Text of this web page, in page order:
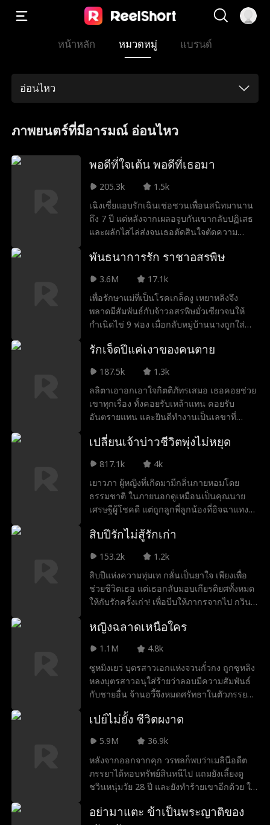
หน้าหลัก หมวดหมู่ แบรนด์
อ่อนไหว
ภาพยนตร์ที่มีอารมณ์ อ่อนไหว
พอดีที่ใจเต้น พอดีที่เธอมา
205.3k
1.5k
เฉิงเซี่ยแอบรักเฉินเช่อชวนเพื่อนสนิทมานาน
ถึง 7 ปี แต่หลังจากเผลอจูบกันเขากลับปฏิเสธ
และผลักไสไล่ส่งจนเธอตัดสินใจตัดความ
เพื่อนวัยเด็กที่กลับมาดูแลและมอบความรักให้
ก้างและทำทุกวิถีทางเพื่อขัดขวางความรักครั้ง
นี้ แต่สวี่จิ้งเซียวก็ใช้ความจริงใจเอาชนะใจพ่อ
แม่ของเธอได้สำเร็จ ทว่าในขณะที่ความ
สัมพันธ์ของทั้งคู่กำลังไปได้สวย จู่ๆ ก็มีข่าวว่า
พันธนาการรัก ราชาอสรพิษ
3.6M
17.1k
เพื่อรักษาแม่ที่เป็นโรคเกล็ดงู เหยาหลิงจึง
พลาดมีสัมพันธ์กับจ้าวอสรพิษมั่วเซียวจนให้
กำเนิดไข่ 9 ฟอง เมื่อกลับหมู่บ้านนางถูกใส่
กลับมาช่วยทันและพบว่านางคือธิดาผู้มี
รักเจ็ดปีแค่เงาของคนตาย
187.5k
1.3k
ลลิตาเอาอกเอาใจกิตติภัทรเสมอ เธอคอยช่วย
เขาทุกเรื่อง ทั้งคอยรับเหล้าแทน คอยรับ
อันตรายแทน และยินดีทำงานเป็นเลขาที่
เข้าหา กิตติภัทร เพียงเพราะเธอ มองเขาเป็น
ไปตามคำสั่งเสียของ กิตติกร ให้เธอ ดูแลกิตติ
ภัทรเป็นเวลา 7 ปี ตลอด 7 ปีนั้น กิตติภัทร กลับ
ปล่อยให้ สุนิสา ทำร้ายและดูถูก ลลิตา อย่าง
เสรี ตั้งแต่การแข่งขันความเร็วชีวิตจนถึง
เล่า เสี่ยงชีวิตเพื่อกิตติภัทร แต่เมื่อ กิตติภัทร
ตระหนักถึงความรู้สึกตัวเองและเริ่มมีใจต่อ
เธอ ลลิตากลับสะสมความผิดหวังจนเต็มเปี่ยม
และตัดสินใจเดินจากไป
เปลี่ยนเจ้าบ่าวชีวิตพุ่งไม่หยุด
817.1k
4k
เยาวภา ผู้หญิงที่เกิดมามีกลิ่นกายหอมโดย
ธรรมชาติ ในภายนอกดูเหมือนเป็นคุณนาย
เศรษฐีผู้โชคดี แต่ถูกลูกพี่ลูกน้องที่อิจฉาแทง
แต่งงาน ลูกพี่ลูกน้องพยายามสลับคู่ เจ้าตัวจึง
ชาติก่อนเสียชีวิตเร็ว แต่ไม่คิดว่าหลังแต่งงาน
กับศรันย์ ชายหนุ่มไม่เพียงไม่ตาย แต่ร่างกาย
กลับแข็งแรงขึ้นเรื่อย ๆ ครอบครัวเจริญ
รุ่งเรืองขึ้นทุกวัน ชีวิตของพวกเขารุ่งเรืองและ
สัมพันธ์กับเยาวภากลับล้มเหลว หมดตัว และ
ลูกพี่ลูกน้องก็เคราะห์ร้ายกว่าในอดีตอีกด้วย
สิบปีรักไม่สู้รักเก่า
153.2k
1.2k
สิบปีแห่งความทุ่มเท กลั่นเป็นยาใจ เพียงเพื่อ
ช่วยชีวิตเธอ แต่เธอกลับมอบเกียรติยศทั้งหมด
ให้กับรักครั้งเก่า! เพื่อบีบให้ภากรจากไป กวิน
ยาช่วยชีวิตเพียงหนึ่งเดียวของเธอกำลังจะ
ขวางสุดชีวิต แต่กลับถูกต่อว่าหาว่าใจแคบ ขี้
หึง! เมื่อมองดูเธอที่ยืนมองอย่างเย็นชา ภากรก็
ตาสว่างในที่สุด! ความรักสุดซึ้งสิบปี สู้การกลับ
มาของรักเก่าไม่ได้ ยาช่วยชีวิต กลับไร้ค่าดั่ง
จากไปอย่างเด็ดเดี่ยว "รุ่งอรุณ ชีวิตของเธอ
ต่อจากนี้ไปไม่เกี่ยวกับฉันอีก" ตัวตนอีกด้าน
ของเขาจะถือกำเนิดขึ้นใหม่ ตำนานแห่ง
วงการแพทย์ "มิสเตอร์ซี" กลับมาแล้ว
หญิงฉลาดเหนือใคร
1.1M
4.8k
ซูหมิงเยว่ บุตรสาวเอกแห่งจวนกั๋วกง ถูกซูหลิง
หลงบุตรสาวอนุใส่ร้ายว่าลอบมีความสัมพันธ์
กับชายอื่น จ้านอวี้จึงหมดศรัทธาในตัวภรรยา
แอบอ้างคำสั่งของอ๋อง สั่งพระรายทานสุราพิษ
วิทยาศาสตร์หญิงจากยุคปัจจุบันนามซูหมิงเยว่
กลับเสียชีวิตโดยอุบัติเหตุ และทะลุมิติเข้ามา
อยู่ในร่างของซูหมิงเยว่ หลังจากเข้ามาในร่าง
นี้ นางตัดสินใจหย่าขาดจากอ๋องอวี้ และตั้งใจ
รู้ทางวิทยาศาสตร์จากยุคปัจจุบัน นางค่อย ๆ
เปย์ไม่ยั้ง ชีวิตผงาด
5.9M
36.9k
หลังจากออกจากคุก วรพลก็พบว่าเมลินีอดีต
ภรรยาได้หอบทรัพย์สินหนีไป แถมยังเลี้ยงดู
ชวินหนุ่มวัย 28 ปี และยังทำร้ายเขาอีกด้วย ใน
ก็ได้เปิดใช้งาน "ระบบเงินคืนสิบเท่า" เมื่อใช้
อย่ามาแตะ ข้าเป็นพระญาติของ